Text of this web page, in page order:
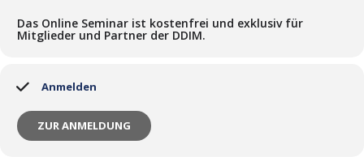
Das Online Seminar ist kostenfrei und exklusiv für
Mitglieder und Partner der DDIM.
Anmelden
ZUR ANMELDUNG